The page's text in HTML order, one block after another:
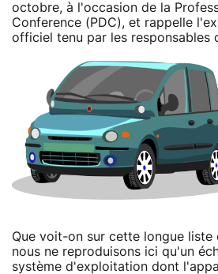
octobre, à l'occasion de la
Conference (PDC), et rappelle
officiel tenu par les responsables
Que voit-on sur cette longue liste
nous ne reproduisons ici qu'un
système d'exploitation dont